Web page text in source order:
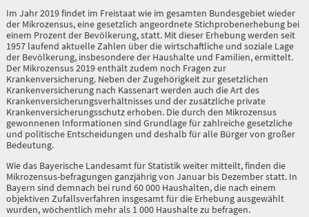
Im Jahr 2019 findet im Freistaat wie im gesamten Bundesgebiet wieder
der Mikro­zensus, eine gesetzlich angeordnete Stichprobenerhebung bei
einem Prozent der Bevölkerung, statt. Mit dieser Erhebung werden seit
1957 laufend aktuelle Zahlen über die wirtschaftliche und soziale Lage
der Bevölkerung, insbesondere der Haus­halte und Familien, ermittelt.
Der Mikrozensus 2019 enthält zudem noch Fragen zur
Krankenversicherung. Neben der Zugehörigkeit zur gesetzlichen
Krankenver­sicherung nach Kassenart werden auch die Art des
Krankenversicherungs­verhältnisses und der zusätzliche private
Krankenversicherungsschutz erhoben. Die durch den Mikrozensus
gewonnenen Informationen sind Grundlage für zahlreiche gesetzliche
und politische Entscheidungen und deshalb für alle Bürger von großer
Bedeutung.
Wie das Bayerische Landesamt für Statistik weiter mitteilt, finden die
Mikrozensus-befragungen ganzjährig von Januar bis Dezember statt. In
Bayern sind demnach bei rund 60 000 Haushalten, die nach einem
objektiven Zufallsverfahren insgesamt für die Erhebung ausgewählt
wurden, wöchentlich mehr als 1 000 Haushalte zu befra­gen.